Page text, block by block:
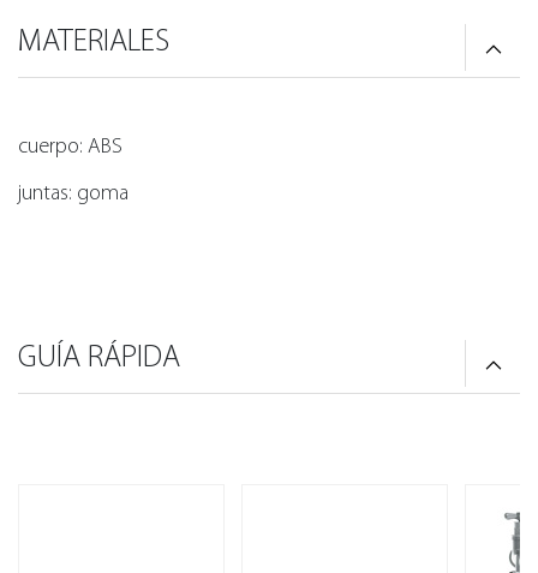
MATERIALES
cuerpo: ABS
juntas: goma
GUÍA RÁPIDA